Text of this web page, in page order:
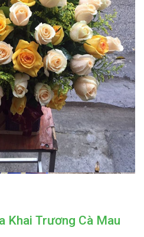
Khai Trương Cà Mau